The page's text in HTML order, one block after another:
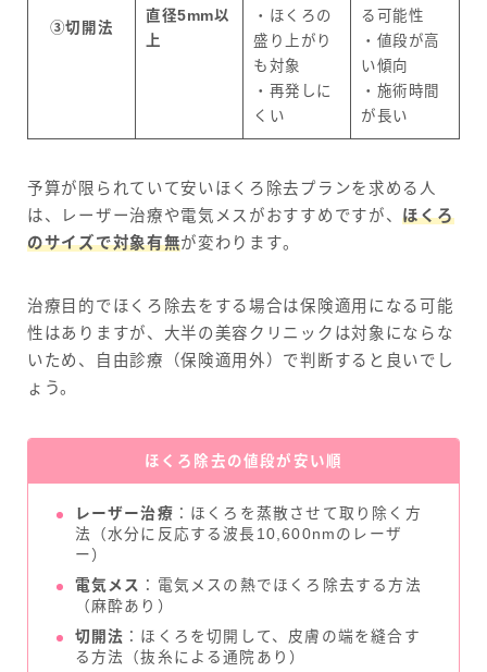
③切開法
直径5mm以
上
・ほくろの
盛り上がり
も対象
・再発しに
くい
る可能性
・値段が高
い傾向
・施術時間
が長い
予算が限られていて安いほくろ除去プランを求める人
は、レーザー治療や電気メスがおすすめですが、ほくろ
のサイズで対象有無が変わります。
治療目的でほくろ除去をする場合は保険適用になる可能
性はありますが、大半の美容クリニックは対象にならな
いため、自由診療（保険適用外）で判断すると良いでし
ょう。
ほくろ除去の値段が安い順
レーザー治療 ：ほくろを蒸散させて取り除く方
法（水分に反応する波長10,600nmのレーザ
ー）
電気メス ：電気メスの熱でほくろ除去する方法
（麻酔あり）
切開法 ：ほくろを切開して、皮膚の端を縫合す
る方法（抜糸による通院あり）